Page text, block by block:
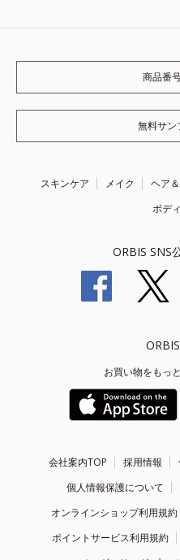
商品番
無料サン
スキンケア メイク ヘア
ボデ
ORBIS SNS
お買い物をもっ
会社案内TOP 採用情報
個人情報保護について
オンラインショップ利用規約
ポイントサービス利用規約